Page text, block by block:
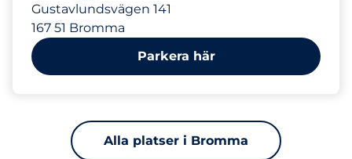
Gustavlundsvägen 141
167 51 Bromma
Parkera här
Alla platser i Bromma